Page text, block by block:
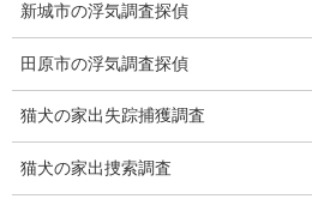
プライバシーポリシー
探偵業法
法令遵守
推奨・提携法律事務所
新城市の浮気調査探偵
田原市の浮気調査探偵
猫犬の家出失踪捕獲調査
猫犬の家出捜索調査